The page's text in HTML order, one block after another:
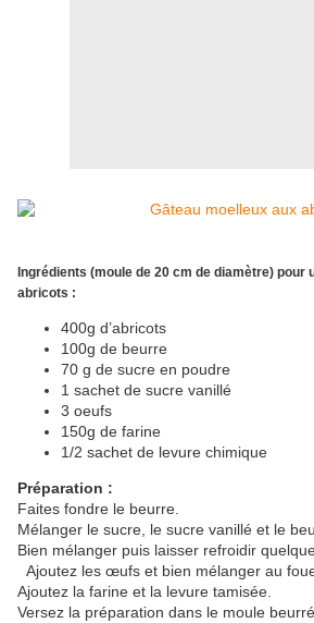
Ingrédients (moule de 20 cm de diamètre) pour
abricots :
400g d’abricots
100g de beurre
70 g de sucre en poudre
1 sachet de sucre vanillé
3 oeufs
150g de farine
1/2 sachet de levure chimique
Préparation :
Faites fondre le beurre.
Mélanger le sucre, le sucre vanillé et le
Bien mélanger puis laisser refroidir
Ajoutez les œufs et bien mélanger au
Ajoutez la farine et la levure tamisée.
Versez la préparation dans le moule beurré.